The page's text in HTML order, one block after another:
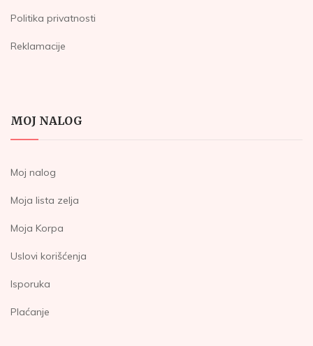
Politika privatnosti
Reklamacije
MOJ NALOG
Moj nalog
Moja lista zelja
Moja Korpa
Uslovi korišćenja
Isporuka
Plaćanje